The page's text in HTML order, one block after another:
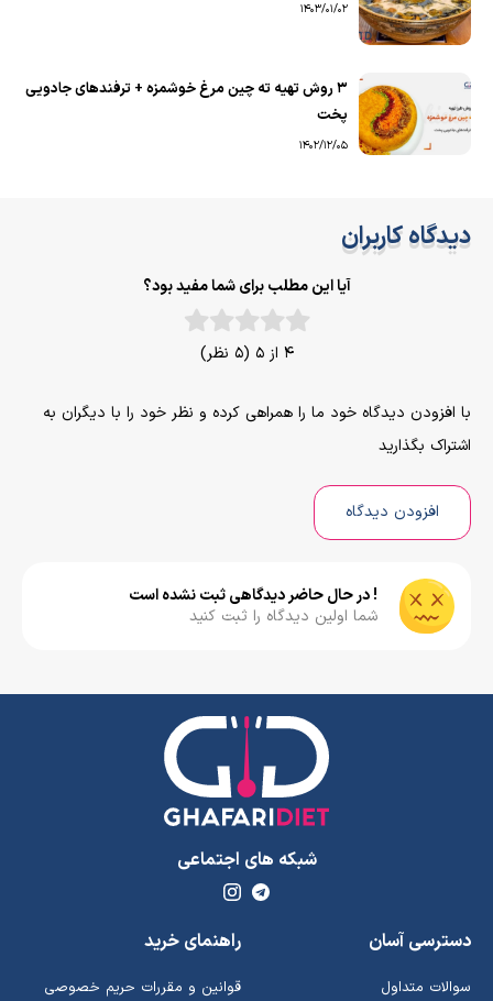
1403/01/02
۳ روش تهیه ته چین مرغ خوشمزه + ترفندهای جادویی
پخت
1402/12/05
دیدگاه کاربران
آیا این مطلب برای شما مفید بود؟
4 از 5 (5 نظر)
با افزودن دیدگاه خود ما را همراهی کرده و نظر خود را با دیگران به
اشتراک بگذارید
افزودن دیدگاه
! در حال حاضر دیدگاهی ثبت نشده است
شما اولین دیدگاه را ثبت کنید
شبکه های اجتماعی
دسترسی آسان
سوالات متداول
راهنمای خرید
قوانین و مقررات حریم خصوصی